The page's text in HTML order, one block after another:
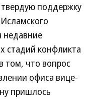
поддержку
недавние
стадий конфликта
том, что вопрос
офиса вице-
пришлось